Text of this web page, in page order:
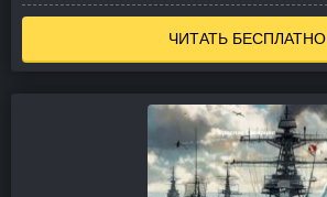
ЧИТАТЬ БЕСПЛАТНО